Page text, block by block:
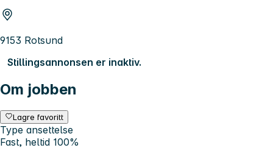
9153 Rotsund
Stillingsannonsen er inaktiv.
Om jobben
Lagre favoritt
Type ansettelse
Fast, heltid 100%